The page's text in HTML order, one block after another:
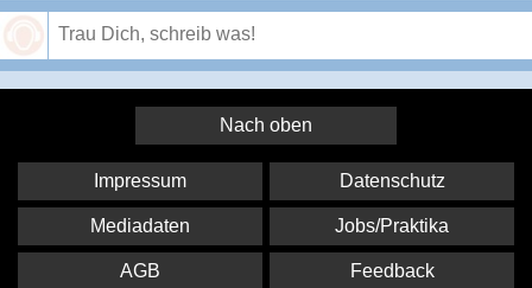
Nach oben
Impressum Datenschutz
Mediadaten Jobs/Praktika
AGB Feedback